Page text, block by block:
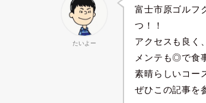
たいよー
富士市原ゴルフ
つ！！
アクセスも良く
メンテも◎で食
素晴らしいコー
ぜひこの記事を